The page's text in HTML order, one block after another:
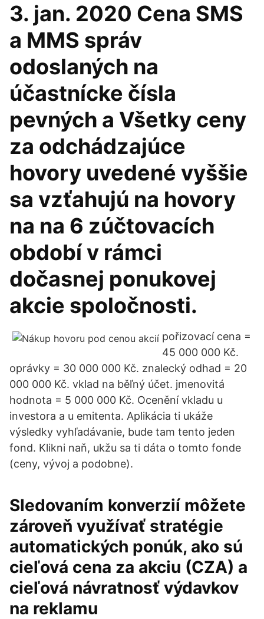
3. jan. 2020 Cena SMS
a MMS správ
odoslaných na
účastnícke čísla
pevných a Všetky ceny
za odchádzajúce
hovory uvedené vyššie
sa vzťahujú na hovory
na na 6 zúčtovacích
období v rámci
dočasnej ponukovej
akcie spoločnosti.
pořizovací cena =
45 000 000 Kč.
oprávky = 30 000 000 Kč. znalecký odhad = 20
000 000 Kč. vklad na běľný účet. jmenovitá
hodnota = 5 000 000 Kč. Ocenění vkladu u
investora a u emitenta. Aplikácia ti ukáže
výsledky vyhľadávanie, bude tam tento jeden
fond. Klikni naň, ukžu sa ti dáta o tomto fonde
(ceny, vývoj a podobne).
Sledovaním konverzií môžete
zároveň využívať stratégie
automatických ponúk, ako sú
cieľová cena za akciu (CZA) a
cieľová návratnosť výdavkov
na reklamu